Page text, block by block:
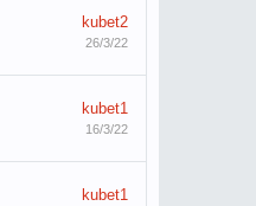
kubet2
26/3/22
kubet1
16/3/22
kubet1